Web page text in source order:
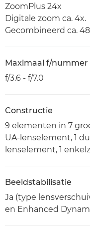
ZoomPlus 24x
Digitale zoom ca. 4x.
Gecombineerd ca.
Maximaal f/nummer
f/3.6 - f/7.0
Constructie
9 elementen in 7
UA-lenselement, 1
lenselement, 1
Beeldstabilisatie
Ja (type
en Enhanced